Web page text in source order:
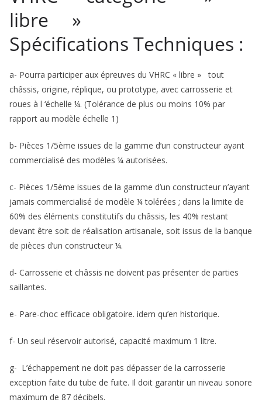
libre »
Spécifications Techniques :
a- Pourra participer aux épreuves du VHRC « libre » tout
châssis, origine, réplique, ou prototype, avec carrosserie et
roues à l ‘échelle ¼. (Tolérance de plus ou moins 10% par
rapport au modèle échelle 1)
b- Pièces 1/5ème issues de la gamme d’un constructeur ayant
commercialisé des modèles ¼ autorisées.
c- Pièces 1/5ème issues de la gamme d’un constructeur n’ayant
jamais commercialisé de modèle ¼ tolérées ; dans la limite de
60% des éléments constitutifs du châssis, les 40% restant
devant être soit de réalisation artisanale, soit issus de la banque
de pièces d’un constructeur ¼.
d- Carrosserie et châssis ne doivent pas présenter de parties
saillantes.
e- Pare-choc efficace obligatoire. idem qu’en historique.
f- Un seul réservoir autorisé, capacité maximum 1 litre.
g- L’échappement ne doit pas dépasser de la carrosserie
exception faite du tube de fuite. Il doit garantir un niveau sonore
maximum de 87 décibels.